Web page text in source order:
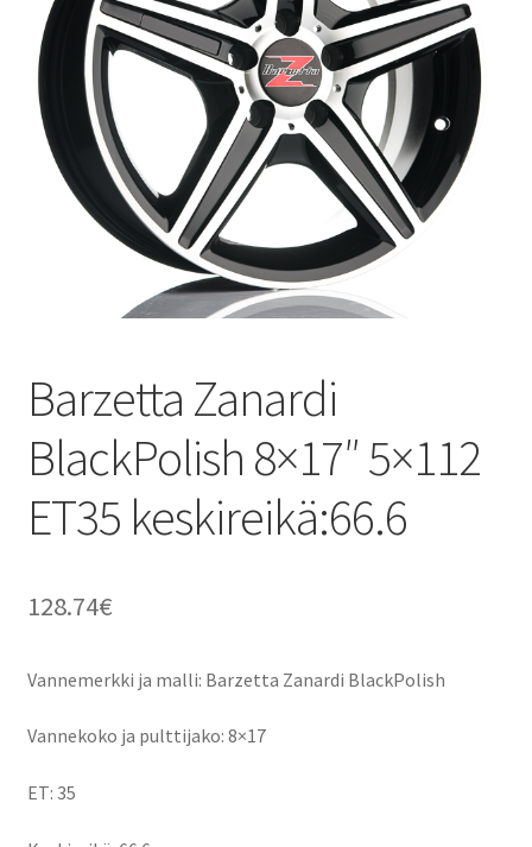
Auton renkaat
Yhteystiedot
Barzetta Zanardi
BlackPolish 8×17″ 5×112
ET35 keskireikä:66.6
128.74€
Vannemerkki ja malli: Barzetta Zanardi BlackPolish
Vannekoko ja pulttijako: 8×17
ET: 35